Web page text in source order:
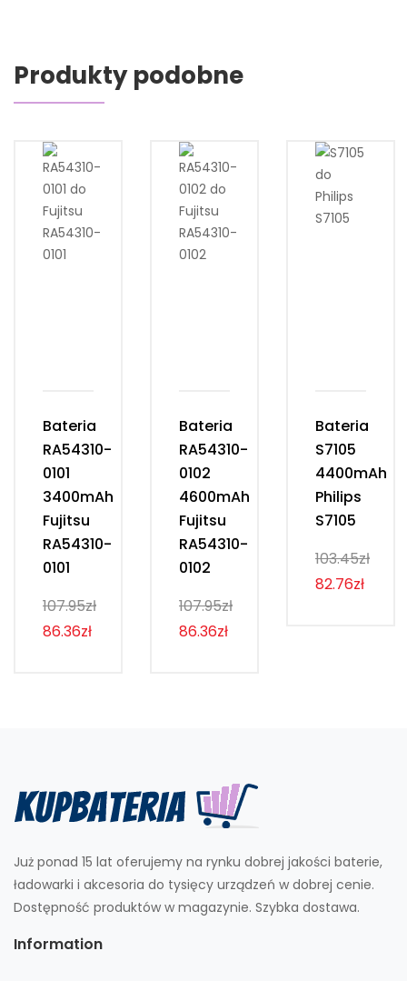
Produkty podobne
Bateria
RA54310-
0101
3400mAh
Fujitsu
RA54310-
0101
107.95zł
86.36zł
Bateria
RA54310-
0102
4600mAh
Fujitsu
RA54310-
0102
107.95zł
86.36zł
Bateria
S7105
4400mAh
Philips
S7105
103.45zł
82.76zł
Już ponad 15 lat oferujemy na rynku dobrej jakości baterie,
ładowarki i akcesoria do tysięcy urządzeń w dobrej cenie.
Dostępność produktów w magazynie. Szybka dostawa.
Information